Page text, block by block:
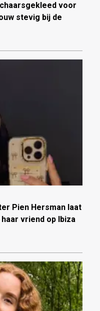
voor
stevig bij de
Pien Hersman laat
vriend op Ibiza